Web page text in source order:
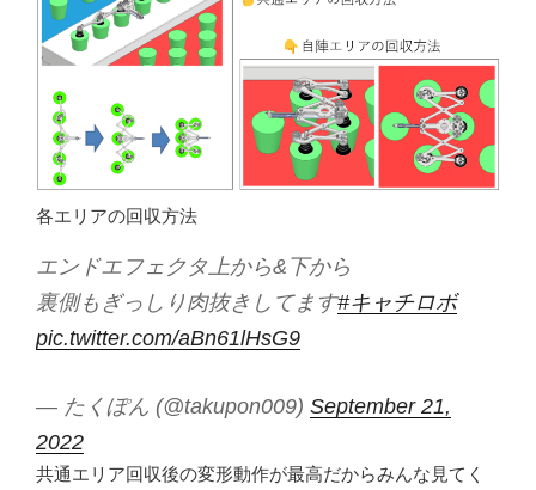
各エリアの回収方法
エンドエフェクタ上から&下から
裏側もぎっしり肉抜きしてます#キャチロボ
pic.twitter.com/aBn61lHsG9
— たくぽん (@takupon009) September 21,
2022
共通エリア回収後の変形動作が最高だからみんな見てく